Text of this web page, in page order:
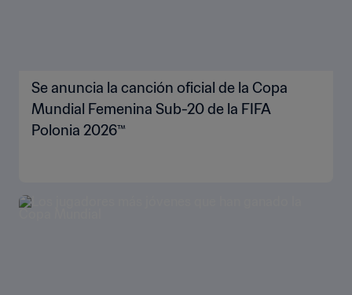
Se anuncia la canción oficial de la Copa
Mundial Femenina Sub-20 de la FIFA
Polonia 2026™